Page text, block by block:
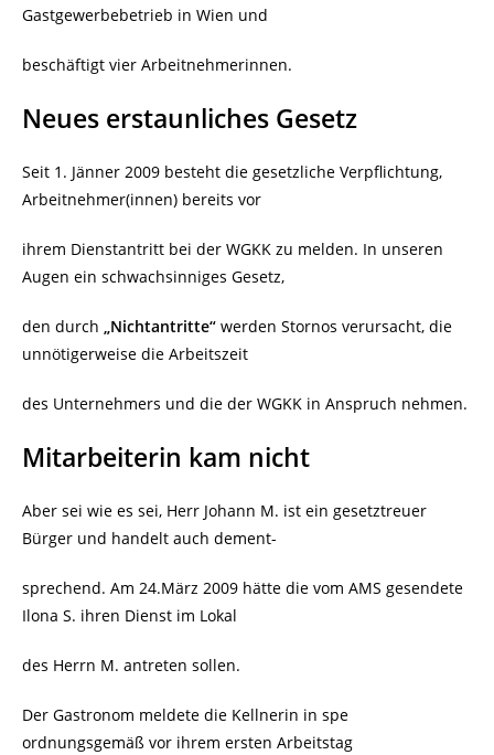
Gastgewerbebetrieb in Wien und
beschäftigt vier Arbeitnehmerinnen.
Neues erstaunliches Gesetz
Seit 1. Jänner 2009 besteht die gesetzliche Verpflichtung,
Arbeitnehmer(innen) bereits vor
ihrem Dienstantritt bei der WGKK zu melden. In unseren
Augen ein schwachsinniges Gesetz,
den durch „Nichtantritte“ werden Stornos verursacht, die
unnötigerweise die Arbeitszeit
des Unternehmers und die der WGKK in Anspruch nehmen.
Mitarbeiterin kam nicht
Aber sei wie es sei, Herr Johann M. ist ein gesetztreuer
Bürger und handelt auch dement-
sprechend. Am 24.März 2009 hätte die vom AMS gesendete
Ilona S. ihren Dienst im Lokal
des Herrn M. antreten sollen.
Der Gastronom meldete die Kellnerin in spe
ordnungsgemäß vor ihrem ersten Arbeitstag